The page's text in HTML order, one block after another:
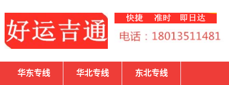
华东专线 华北专线 东北专线